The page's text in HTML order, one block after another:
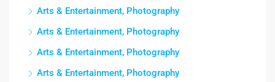
Arts & Entertainment, Photography
Arts & Entertainment, Photography
Arts & Entertainment, Photography
Arts & Entertainment, Photography